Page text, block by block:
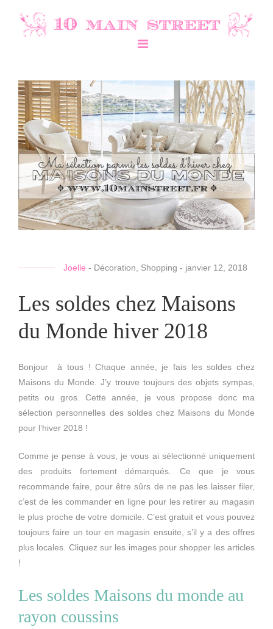
Joelle - Décoration Shopping - janvier 12, 2018
Les soldes chez Maisons
du Monde hiver 2018
Bonjour à tous ! Chaque année, je fais les soldes chez
Maisons du Monde. J’y trouve toujours des objets sympas,
petits ou gros. Cette année, je vous propose donc ma
sélection personnelles des soldes chez Maisons du Monde
pour l’hiver 2018 !
Comme je pense à vous, je vous ai sélectionné uniquement
des produits fortement démarqués. Ce que je vous
recommande faire, pour être sûrs de ne pas les laisser filer,
c’est de les commander en ligne pour les retirer au magasin
le plus proche de votre domicile. C’est gratuit et vous pouvez
toujours faire un tour en magasin ensuite, s’il y a des offres
plus locales. Cliquez sur les images pour shopper les articles
!
Les soldes Maisons du monde au
rayon coussins